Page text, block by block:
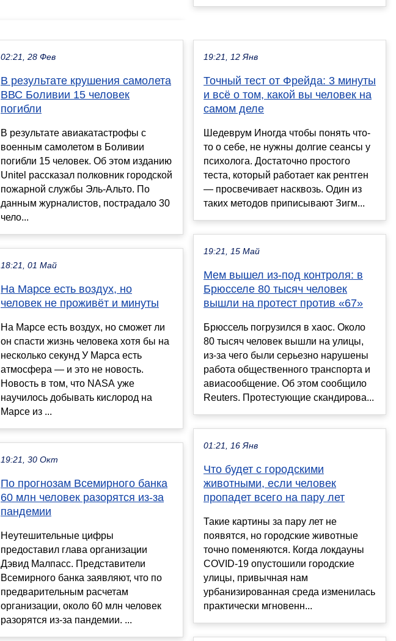
02:21, 28 Фев
В результате крушения самолета
ВВС Боливии 15 человек
погибли
В результате авиакатастрофы с
военным самолетом в Боливии
погибли 15 человек. Об этом изданию
Unitel рассказал полковник городской
пожарной службы Эль-Альто. По
данным журналистов, пострадало 30
чело...
18:21, 01 Май
На Марсе есть воздух, но
человек не проживёт и минуты
На Марсе есть воздух, но сможет ли
он спасти жизнь человека хотя бы на
несколько секунд У Марса есть
атмосфера — и это не новость.
Новость в том, что NASA уже
научилось добывать кислород на
Марсе из ...
19:21, 30 Окт
По прогнозам Всемирного банка
60 млн человек разорятся из-за
пандемии
Неутешительные цифры
предоставил глава организации
Дэвид Малпасс. Представители
Всемирного банка заявляют, что по
предварительным расчетам
организации, около 60 млн человек
разорятся из-за пандемии. ...
19:21, 12 Янв
Точный тест от Фрейда: 3 минуты
и всё о том, какой вы человек на
самом деле
Шедеврум Иногда чтобы понять что-
то о себе, не нужны долгие сеансы у
психолога. Достаточно простого
теста, который работает как рентген
— просвечивает насквозь. Один из
таких методов приписывают Зигм...
19:21, 15 Май
Мем вышел из-под контроля: в
Брюсселе 80 тысяч человек
вышли на протест против «67»
Брюссель погрузился в хаос. Около
80 тысяч человек вышли на улицы,
из-за чего были серьезно нарушены
работа общественного транспорта и
авиасообщение. Об этом сообщило
Reuters. Протестующие скандирова...
01:21, 16 Янв
Что будет с городскими
животными, если человек
пропадет всего на пару лет
Такие картины за пару лет не
появятся, но городские животные
точно поменяются. Когда локдауны
COVID-19 опустошили городские
улицы, привычная нам
урбанизированная среда изменилась
практически мгновенн...